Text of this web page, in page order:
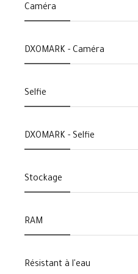
Caméra
DXOMARK - Caméra
Selfie
DXOMARK - Selfie
Stockage
RAM
Résistant à l'eau